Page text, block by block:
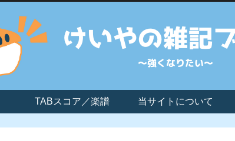
TABスコア／楽譜 当サイトについて